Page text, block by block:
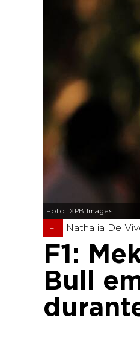
Foto: XPB Images
F1 Nathalia De
F1:
Bull